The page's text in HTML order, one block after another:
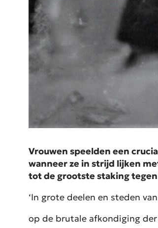
Vrouwen speelden een
wanneer ze in strijd lijken
tot de grootste staking tegen
‘In grote deelen en steden
op de brutale afkondiging